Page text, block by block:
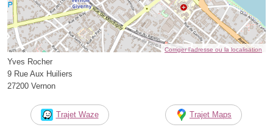
Corriger l’adresse ou la localisation
Yves Rocher
9 Rue Aux Huiliers
27200 Vernon
Trajet Waze Trajet Maps